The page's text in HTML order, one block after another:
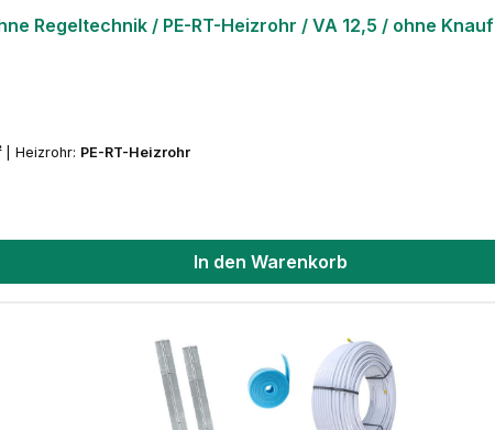
Regeltechnik / PE-RT-Heizrohr / VA 12,5 / ohne Knauf
Heizrohr: PE-RT-Heizrohr
In den Warenkorb